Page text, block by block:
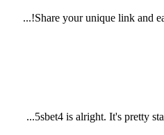
Share your unique link and
5sbet4 is alright. It's pretty